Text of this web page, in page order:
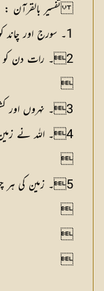
تفسیر بالقآن :
1۔ سورج اور چاند کو تمہارے لیے مسخر کیا۔ (ابراہیم :33)
2۔ رات دن کو تمہارے لیے مسخر کیا۔ (النحل :12)

3۔ نہروں اور کشتیوں کو مسخر فرمایا۔ (ابراہیم :33)
4۔ اللہ نے زمین و آسمان کی ہر چیز کو مسخر کردیا۔ (الحج :65)

5۔ زمین کی ہر چیز انسان کے لیے پیدا کی گئی ہے۔ (البقرۃ:29)


